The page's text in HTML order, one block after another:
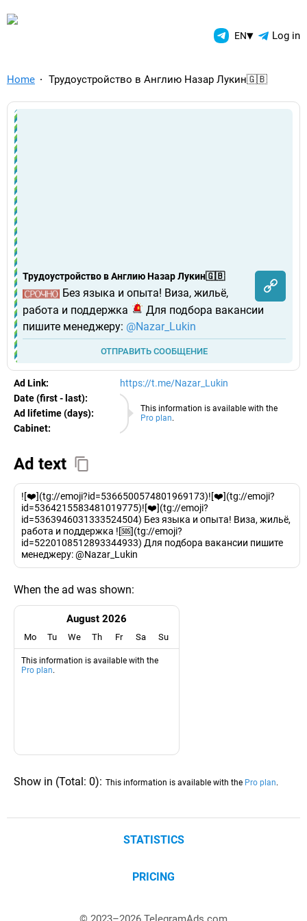
TelegramAds.com — EN▾ Log in
Home Трудоустройство в Англию Назар Лукин🇬🇧
Трудоустройство в Англию Назар Лукин🇬🇧
Без языка и опыта! Виза, жильё,
работа и поддержка
Для подбора вакансии
пишите менеджеру: @Nazar_Lukin
ОТПРАВИТЬ СООБЩЕНИЕ
Ad Link: https://t.me/Nazar_Lukin
This information is available with the
Pro plan.
Date (first - last):
09.08.2026
Ad lifetime (days):
Cabinet:
EURO
Ad text
![❤️](tg://emoji?id=5366500574801969173)![❤️](tg://emoji?
id=5364215583481019775)![❤️](tg://emoji?
id=5363946031333524504) Без языка и опыта! Виза, жильё,
работа и поддержка ![🆘](tg://emoji?
id=5220108512893344933) Для подбора вакансии пишите
менеджеру: @Nazar_Lukin
When the ad was shown:
August 2026
Mo Tu We Th Fr Sa Su
This information is available with the
Pro plan.
Show in (Total: 0): This information is available with the Pro plan.
STATISTICS
PRICING